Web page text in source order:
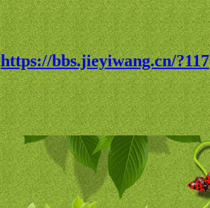
https://bbs.jieyiwang.cn/?117